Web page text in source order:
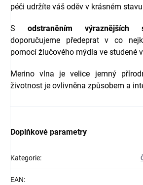
péči udržíte váš oděv v krásném
S odstraněním výraznějších
doporučujeme předeprat v co
pomocí žlučového mýdla ve studené
Merino vlna je velice jemný
životnost je ovlivněna způsobem a
Doplňkové parametry
Kategorie:
EAN: